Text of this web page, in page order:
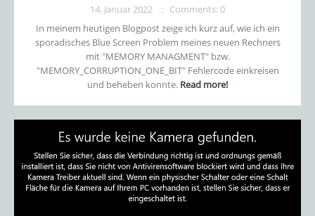
14. Januar 2022
Comments: 0
In meinem heutigen Blogpost zeige ich kurz auf, wie ich ein
sporadisches Blue Screen Problem meines neuen Rechners
mit "MEMORY MANAGMENT" bzw.
"MEMORY_CORRUPTION_ONE_BIT" Fehlercode einkreisen
und beheben konnte. Read more!